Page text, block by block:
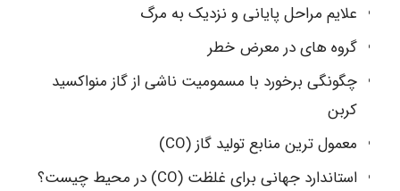
علایم مراحل پایانی و نزدیک به مرگ
گروه های در معرض خطر
چگونگی برخورد با مسمومیت ناشی از گاز منواکسید
کربن
معمول ترین منابع تولید گاز (CO)
استاندارد جهانی برای غلظت (CO) در محیط چیست؟